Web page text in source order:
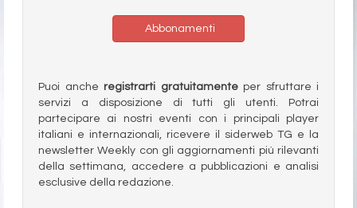
Abbonamenti
Puoi anche registrarti gratuitamenteper sfruttare i
servizi a disposizione di tutti gli utenti. Potrai
partecipare ai nostri eventi con i principali player
italiani e internazionali, ricevere il siderweb TG e la
newsletter Weekly con gli aggiornamenti più rilevanti
della settimana, accedere a pubblicazioni e analisi
esclusive della redazione.